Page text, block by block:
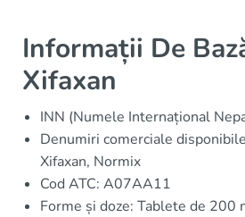
Informații De
Xifaxan
INN (Numele Internațional
Denumiri comerciale
Xifaxan, Normix
Cod ATC: A07AA11
Forme și doze: Tablete de 200